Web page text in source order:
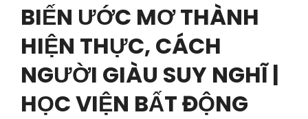
BIẾN ƯỚC MƠ THÀNH
HIỆN THỰC, CÁCH
NGƯỜI GIÀU SUY NGHĨ |
HỌC VIỆN BẤT ĐỘNG